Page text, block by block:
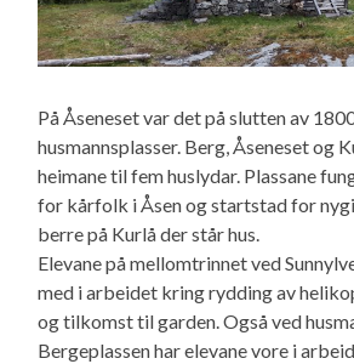
På Åseneset var det på slutten av
husmannsplasser. Berg, Åseneset og
heimane til fem huslydar. Plassane
for kårfolk i Åsen og startstad for
berre på Kurlå der står hus.
Elevane på mellomtrinnet ved
med i arbeidet kring rydding av
og tilkomst til garden. Også ved
Bergeplassen har elevane vore i